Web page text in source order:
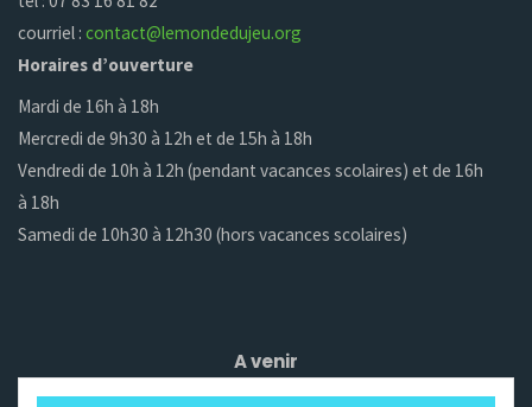
courriel :contact@lemondedujeu.org
Horaires d’ouverture
Mardi de 16h à 18h
Mercredi de 9h30 à 12h et de 15h à 18h
Vendredi de 10h à 12h (pendant vacances scolaires) et de 16h
à 18h
Samedi de 10h30 à 12h30 (hors vacances scolaires)
A venir